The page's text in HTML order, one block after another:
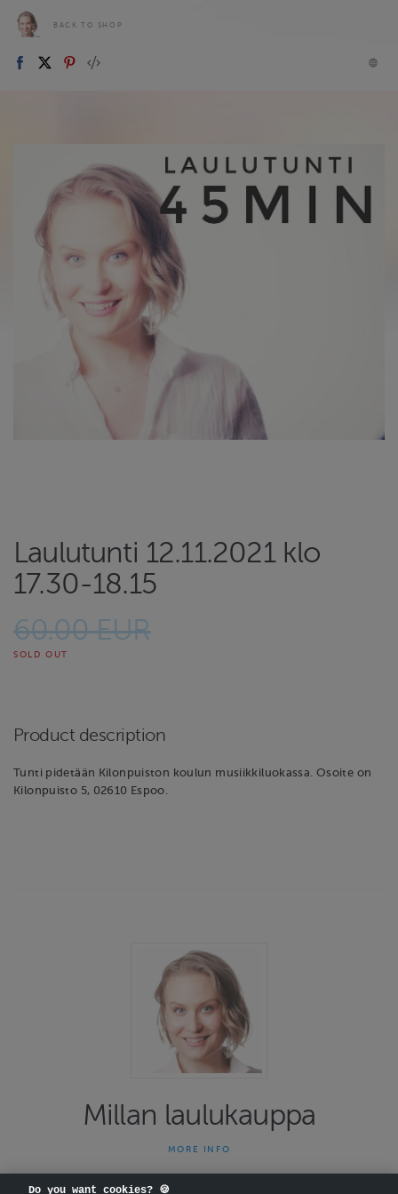
BACK TO SHOP
Laulutunti 12.11.2021 klo
17.30-18.15
60.00 EUR
SOLD OUT
Product description
Tunti pidetään Kilonpuiston koulun musiikkiluokassa. Osoite on
Kilonpuisto 5, 02610 Espoo.
Millan laulukauppa
Välikatu 2, sisäänkäynti Kirjatyöntekijänkadun puolelta.
MORE INFO
Do you want cookies? 🍪